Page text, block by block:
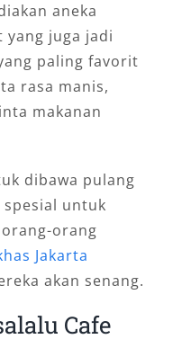
aneka
juga jadi
paling favorit
rasa manis,
makanan
dibawa pulang
spesial untuk
orang
Jakarta
akan senang.
Cafe